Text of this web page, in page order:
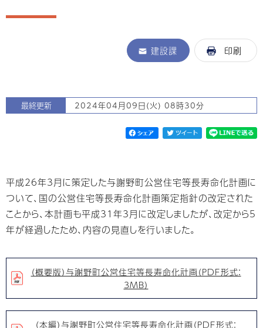
建設課 印刷
最終更新 2024年04月09日(火) 08時30分
平成26年3月に策定した与謝野町公営住宅等長寿命化計画に
ついて、国の公営住宅等長寿命化計画策定指針の改定された
ことから、本計画も平成31年3月に改定しましたが、改定から5
年が経過したため、内容の見直しを行いました。
（概要版）与謝野町公営住宅等長寿命化計画（PDF形式：
3MB）
（本編）与謝野町公営住宅等長寿命化計画（PDF形式：